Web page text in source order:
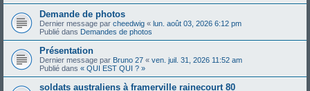
Demande de photos
Dernier message par cheedwig « lun. août 03, 2026 6:12 pm
Publié dans Demandes de photos
Présentation
Dernier message par Bruno 27 « ven. juil. 31, 2026 11:52 am
Publié dans « QUI EST QUI ? »
soldats australiens à framerville rainecourt 80